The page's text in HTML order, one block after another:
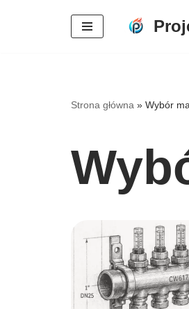
Strona główna » Wybór